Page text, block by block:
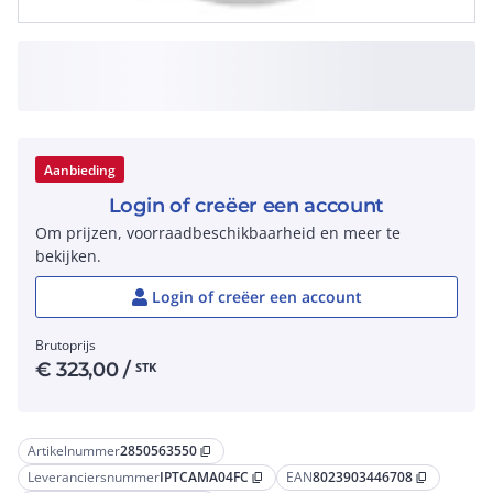
Artikelnummer2850563550 content_copy
LeveranciersnummerIPTCAMA04FC content_copy EAN8023903446708 content_copy
Aanbieding
Login of creëer een account
Om prijzen, voorraadbeschikbaarheid en meer te
bekijken.
Login of creëer een account
Brutoprijs
€323,00/ STK